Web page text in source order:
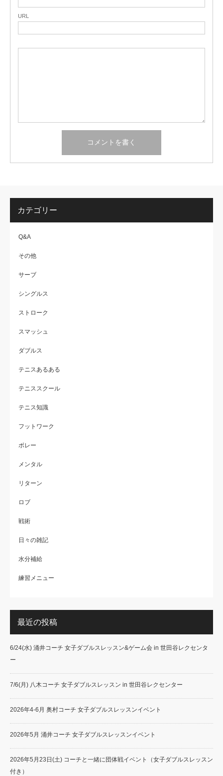
URL
カテゴリー
Q&A
その他
サーブ
シングルス
ストローク
スマッシュ
ダブルス
テニスあるある
テニススクール
テニス知識
フットワーク
ボレー
メンタル
リターン
ロブ
戦術
日々の雑記
水分補給
練習メニュー
最近の投稿
6/24(水) 涌井コーチ 女子ダブルスレッスン&ゲーム会 in 世田谷レクセンタ
ー
7/6(月) 八木コーチ 女子ダブルスレッスン in 世田谷レクセンター
2026年4-6月 奥村コーチ 女子ダブルスレッスンイベント
2026年5月 涌井コーチ 女子ダブルスレッスンイベント
2026年5月23日(土) コーチと一緒に団体戦イベント（女子ダブルスレッスン
付き）